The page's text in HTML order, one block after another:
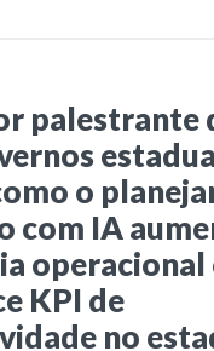
palestrante
o
com IA
operacional
KPI de
no